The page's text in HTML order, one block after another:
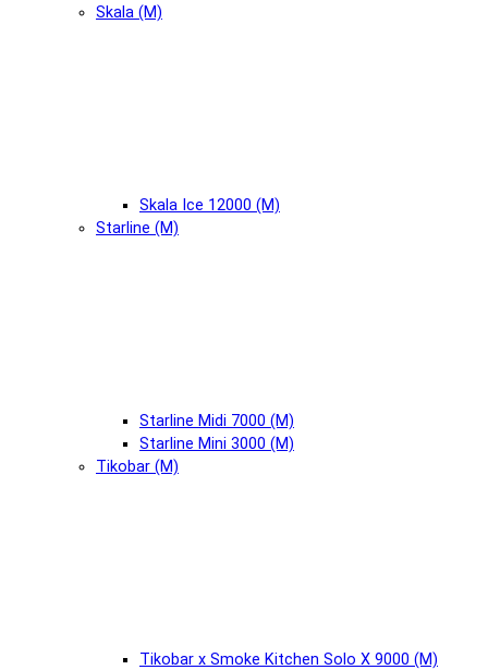
Skala (М)
Skala Ice 12000 (М)
Starline (М)
Starline Midi 7000 (М)
Starline Mini 3000 (М)
Tikobar (М)
Tikobar x Smoke Kitchen Solo X 9000 (М)